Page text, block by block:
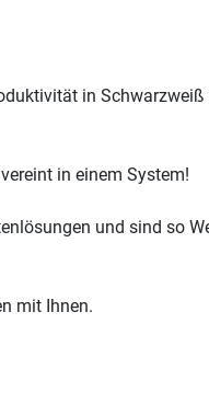
in
in einem System!
und sind so
mit Ihnen.